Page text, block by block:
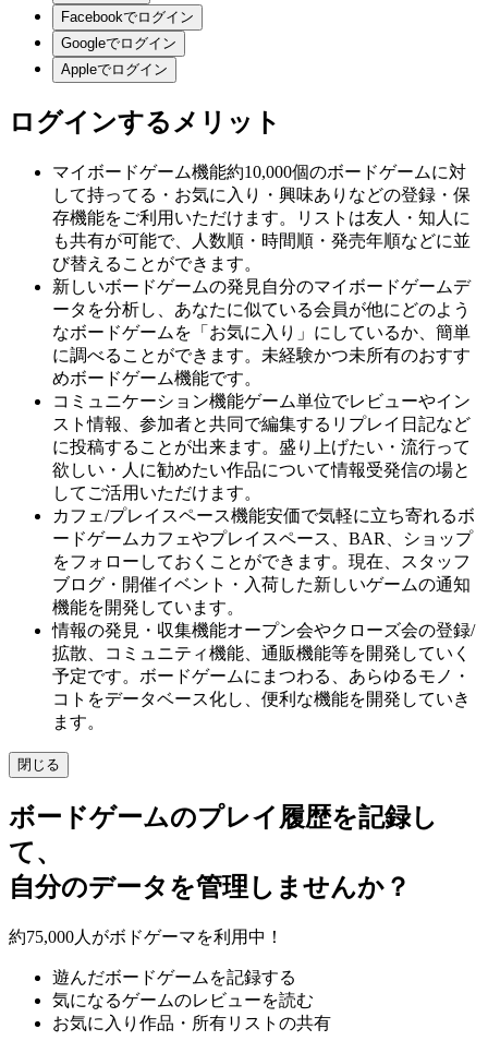
Facebookでログイン
Googleでログイン
Appleでログイン
ログインするメリット
マイボードゲーム機能約10,000個のボードゲームに対
して持ってる・お気に入り・興味ありなどの登録・保
存機能をご利用いただけます。リストは友人・知人に
も共有が可能で、人数順・時間順・発売年順などに並
び替えることができます。
新しいボードゲームの発見自分のマイボードゲームデ
ータを分析し、あなたに似ている会員が他にどのよう
なボードゲームを「お気に入り」にしているか、簡単
に調べることができます。未経験かつ未所有のおすす
めボードゲーム機能です。
コミュニケーション機能ゲーム単位でレビューやイン
スト情報、参加者と共同で編集するリプレイ日記など
に投稿することが出来ます。盛り上げたい・流行って
欲しい・人に勧めたい作品について情報受発信の場と
してご活用いただけます。
カフェ/プレイスペース機能安価で気軽に立ち寄れるボ
ードゲームカフェやプレイスペース、BAR、ショップ
をフォローしておくことができます。現在、スタッフ
ブログ・開催イベント・入荷した新しいゲームの通知
機能を開発しています。
情報の発見・収集機能オープン会やクローズ会の登録/
拡散、コミュニティ機能、通販機能等を開発していく
予定です。ボードゲームにまつわる、あらゆるモノ・
コトをデータベース化し、便利な機能を開発していき
ます。
閉じる
ボードゲームのプレイ履歴を記録し
て、
自分のデータを管理しませんか？
約75,000人 がボドゲーマを利用中！
遊んだボードゲームを記録する
気になるゲームのレビューを読む
お気に入り作品・所有リストの共有